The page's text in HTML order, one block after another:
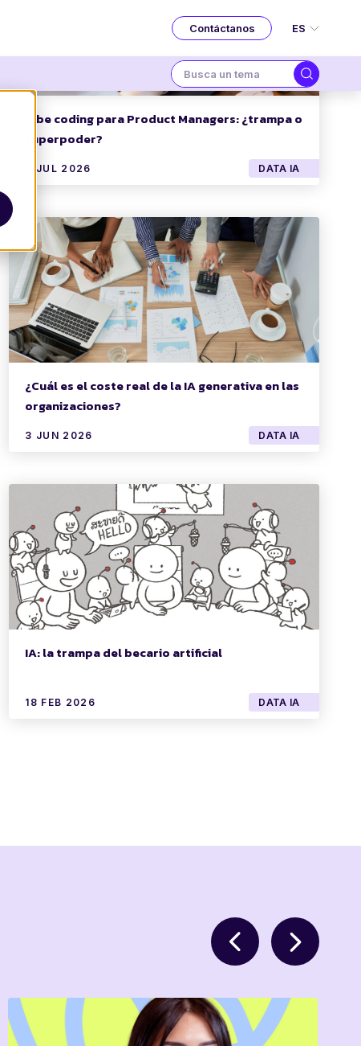
Contáctanos ES
Vibe coding para Product Managers: ¿trampa o
superpoder?
7 JUL 2026 DATA IA
¿Cuál es el coste real de la IA generativa en las
organizaciones?
3 JUN 2026 DATA IA
IA: la trampa del becario artificial
18 FEB 2026 DATA IA